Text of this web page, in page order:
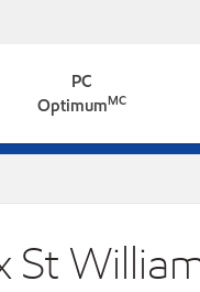
PC
OptimumMC
St